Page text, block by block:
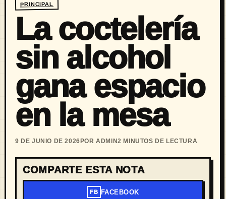
PRINCIPAL
La coctelería
sin alcohol
gana espacio
en la mesa
9 DE JUNIO DE 2026 POR ADMIN2 MINUTOS DE LECTURA
COMPARTE ESTA NOTA
FB FACEBOOK